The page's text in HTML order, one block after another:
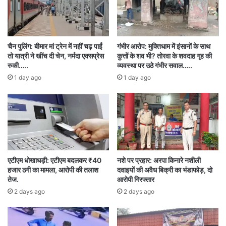
शिक्षा और दस्तावेजों की कमी बनी बड़ी समस्या
बस्ती में रहने वाले कई परिवारों के बच्चों की पढ़ाई जरूरी
दस्तावेजों के अभाव में प्रभावित हो रही है। आधार कार्ड और
राशन कार्ड नहीं बनने के कारण कई बच्चे स्कूल से दूर हैं।
कई परिवारों को सरकारी योजनाओं का पूरा लाभ भी नहीं
मिल पा रहा है।
ग्रामीणों का कहना है कि कम उम्र में परिवार की
जिम्मेदारियां संभालने के कारण शिक्षा पीछे छूट जाती है। कई
बच्चे स्कूल जाने की उम्र पार कर चुके हैं, लेकिन अब तक
शिक्षा व्यवस्था से नहीं जुड़ पाए हैं। दूसरी ओर, कुछ युवा
चैन पुलिंग: बीमार मां ट्रेन में नहीं चढ़ पाईं
तो यात्री ने खींच दी चेन, नर्मदा एक्सप्रेस
रुकी…..
1 day ago
गंभीर आरोप: मुक्तिधाम में इंसानों के साथ
कुत्तों के शव भी? तोरवा के शवदाह गृह की
व्यवस्था पर उठे गंभीर सवाल…..
1 day ago
एटीएम धोखाधड़ी: एटीएम बदलकर ₹40
हजार ठगी का मामला, आरोपी की तलाश
तेज.
2 days ago
नशे पर प्रहार: अरपा किनारे नशीली
दवाइयों की अवैध बिक्री का भंडाफोड़, दो
आरोपी गिरफ्तार
2 days ago